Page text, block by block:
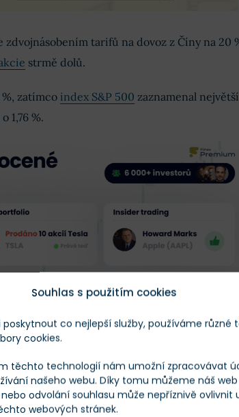
Souhlas s použitím cookies
co nejlepší služby, používáme různé
cookies.
těchto technologií nám umožní zpracovávat
našeho webu. Díky tomu můžeme náš
nebo odvolání souhlasu může nepříznivě ovlivnit
webových stránek.
zdvojnásobením tarifů na dovoz z Číny na 20
strmě dolů.
zatímco index S&P 500 zaznamenal největší
1,76 %.
sliby
Škála Měna